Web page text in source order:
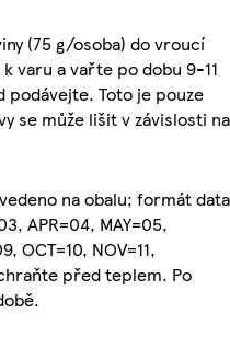
(75 g/osoba) do vroucí
varu a vařte po dobu 9-11
Toto je pouze
se může lišit v závislosti na
na obalu; formát data
APR=04, MAY=05,
OCT=10, NOV=11,
před teplem. Po